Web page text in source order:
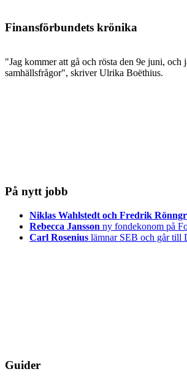
Finansförbundets krönika
"Jag kommer att gå och rösta den 9e juni,
samhällsfrågor", skriver Ulrika Boëthius.
På nytt jobb
Niklas Wahlstedt och Fredrik
Rebecca Jansson ny fondekonom på
Carl Rosenius lämnar SEB och går till
Guider